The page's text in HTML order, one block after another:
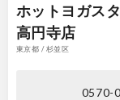
ホットヨガス
高円寺店
東京都 / 杉並区
0570-